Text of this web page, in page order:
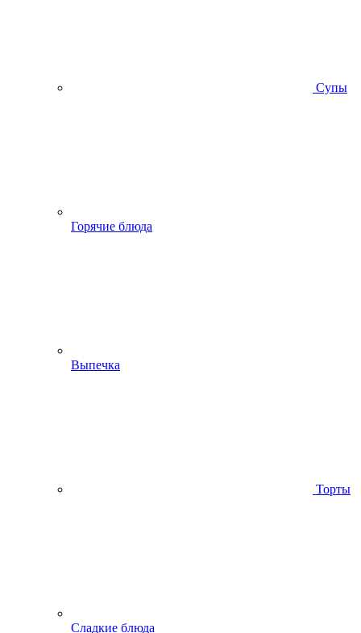
Супы
Горячие блюда
Выпечка
Торты
Сладкие блюда